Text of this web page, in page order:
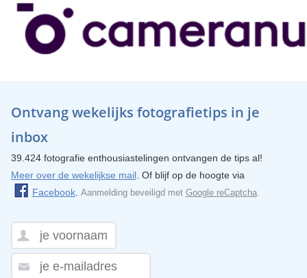
Ontvang wekelijks fotografietips in je
inbox
39.424 fotografie enthousiastelingen ontvangen de tips al!
Meer over de wekelijkse mail. Of blijf op de hoogte via
Facebook. Aanmelding beveiligd met Google reCaptcha.